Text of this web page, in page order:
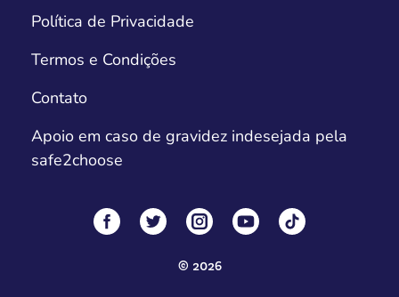
Política de Privacidade
Termos e Condições
Contato
Apoio em caso de gravidez indesejada pela
safe2choose
© 2026